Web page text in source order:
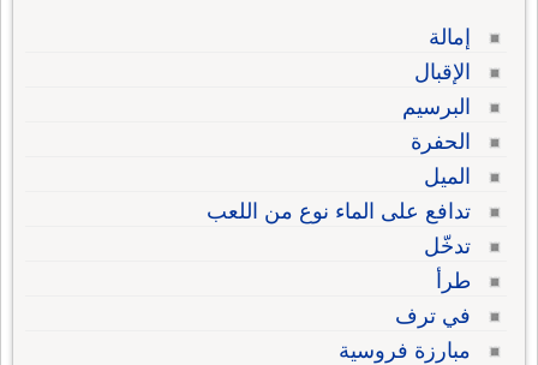
إمالة
الإقبال
البرسيم
الحفرة
الميل
تدافع على الماء نوع من اللعب
تدخّل
طرأ
في ترف
مبارزة فروسية